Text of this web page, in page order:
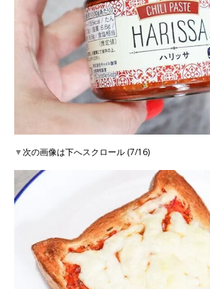
▼次の画像は下へスクロール (7/16)